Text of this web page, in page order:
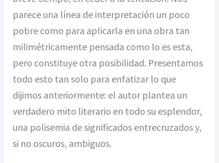
parece una línea de interpretación un poco
pobre como para aplicarla en una obra tan
milimétricamente pensada como lo es esta,
pero constituye otra posibilidad. Presentamos
todo esto tan solo para enfatizar lo que
dijimos anteriormente: el autor plantea un
verdadero mito literario en todo su esplendor,
una polisemia de significados entrecruzados y,
si no oscuros, ambiguos.